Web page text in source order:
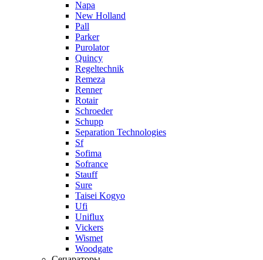
Napa
New Holland
Pall
Parker
Purolator
Quincy
Regeltechnik
Remeza
Renner
Rotair
Schroeder
Schupp
Separation Technologies
Sf
Sofima
Sofrance
Stauff
Sure
Taisei Kogyo
Ufi
Uniflux
Vickers
Wismet
Woodgate